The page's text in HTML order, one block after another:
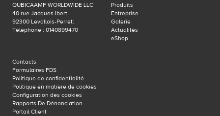
QUBICAAMF WORLDWIDE LLC
40 rue Jacques Ibert
92300 Levallois-Perret:
Téléphone : 0140899470
Produits
Entreprise
Galerie
Actualités
eShop
Contacts
Formulaires FDS
Politique de confidentialité
Politique en matière de cookies
Configuration des cookies
Rapports De Dénonciation
Portail Client